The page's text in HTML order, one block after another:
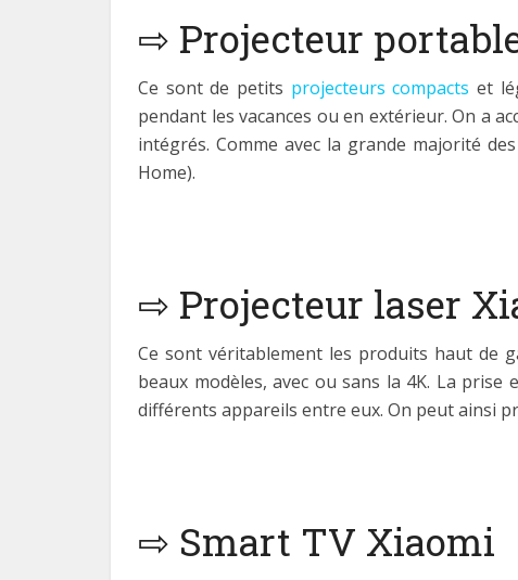
⇨ Projecteur
Ce sont de petits projecteurs compacts et
pendant les vacances ou en extérieur. On a
intégrés. Comme avec la grande majorité
Home).
⇨ Projecteur laser
Ce sont véritablement les produits haut de
beaux modèles, avec ou sans la 4K. La
différents appareils entre eux. On peut ainsi
⇨ Smart TV Xiaomi